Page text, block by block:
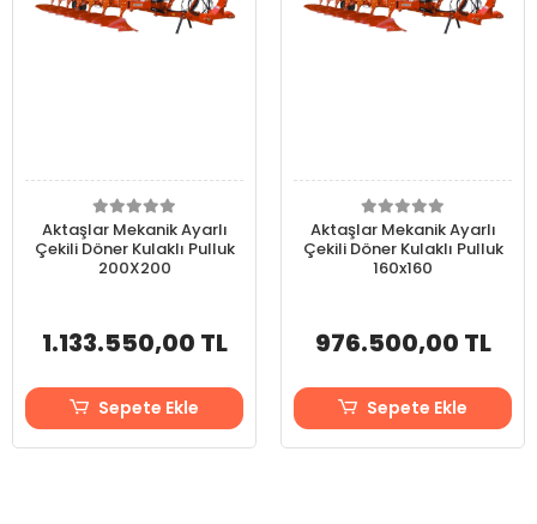
Aktaşlar Mekanik Ayarlı
Çekili Döner Kulaklı Pulluk
200X200
1.133.550,00 TL
Sepete Ekle
Aktaşlar Mekanik Ayarlı
Çekili Döner Kulaklı Pulluk
160x160
976.500,00 TL
Sepete Ekle